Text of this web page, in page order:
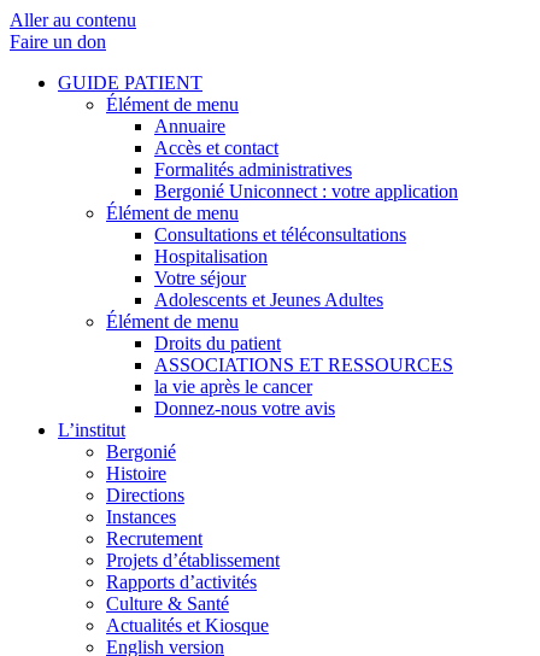
Aller au contenu
Faire un don
GUIDE PATIENT
Élément de menu
Annuaire
Accès et contact
Formalités administratives
Bergonié Uniconnect : votre application
Élément de menu
Consultations et téléconsultations
Hospitalisation
Votre séjour
Adolescents et Jeunes Adultes
Élément de menu
Droits du patient
ASSOCIATIONS ET RESSOURCES
la vie après le cancer
Donnez-nous votre avis
L’institut
Bergonié
Histoire
Directions
Instances
Recrutement
Projets d’établissement
Rapports d’activités
Culture & Santé
Actualités et Kiosque
English version